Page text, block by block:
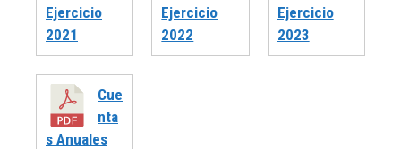
Ejercicio
2021
Ejercicio
2022
Ejercicio
2023
Cue
nta
s Anuales